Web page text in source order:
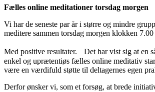
Fælles online meditationer torsdag morgen
Vi har de seneste par år i større og mindre
meditere sammen torsdag morgen klokken
Med positive resultater. Det har vist sig at en
enkel og uprætentiøs fælles online meditativ
være en værdifuld støtte til deltagernes egen
Derfor ønsker vi, som et forsøg, at brede